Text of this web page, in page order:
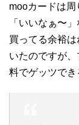
mooカードは
「いいなぁ〜
買ってる余裕
いたのですが
料でゲッツでき